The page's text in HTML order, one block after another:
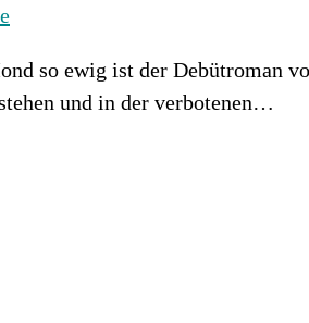
so ewig ist der Debütroman
und in der verbotenen…